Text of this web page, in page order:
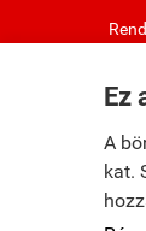
Ez
A
kat.